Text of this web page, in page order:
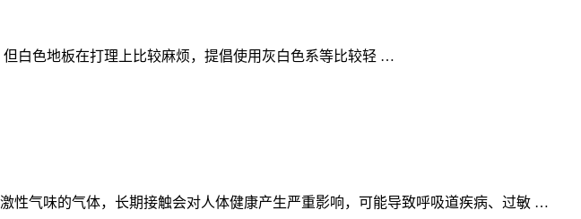
白色地板在打理上比较麻烦，提倡使用灰白色系等比较轻 …
气味的气体，长期接触会对人体健康产生严重影响，可能导致呼吸道疾病、过敏 …